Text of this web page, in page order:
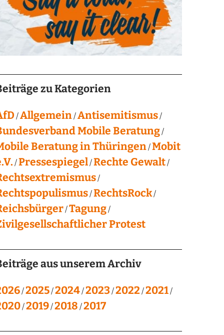
zu Kategorien
Allgemein Antisemitismus
Mobile Beratung
Beratung in Thüringen Mobit
Pressespiegel Rechte Gewalt
RechtsRock
Tagung
Protest
aus unserem Archiv
2025 2024 2023 2022 2021
2019 2018 2017